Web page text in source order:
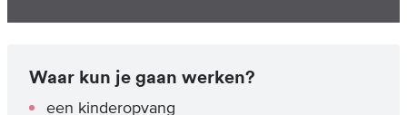
Waar kun je gaan werken?
een kinderopvang